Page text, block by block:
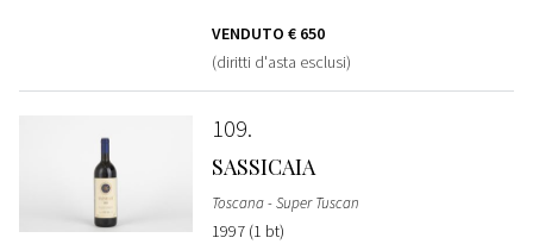
VENDUTO € 650
(diritti d'asta esclusi)
109
SASSICAIA
Toscana - Super Tuscan
1997 (1 bt)